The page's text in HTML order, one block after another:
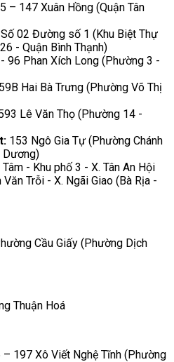
– 147 Xuân Hồng (Quận Tân
Số 02 Đường số 1 (Khu Biệt Thự
- Quận Bình Thạnh)
96 Phan Xích Long (Phường 3 -
Hai Bà Trưng (Phường Võ Thị
Lê Văn Thọ (Phường 14 -
153 Ngô Gia Tự (Phường Chánh
Dương)
- Khu phố 3 - X. Tân An Hội
Trỗi - X. Ngãi Giao (Bà Rịa -
Cầu Giấy (Phường Dịch
Thuận Hoá
– 197 Xô Viết Nghệ Tĩnh (Phường